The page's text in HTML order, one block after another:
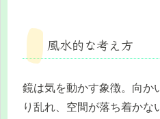
風水的な考え方
鏡は気を動かす象徴。向か
り乱れ、空間が落ち着かな